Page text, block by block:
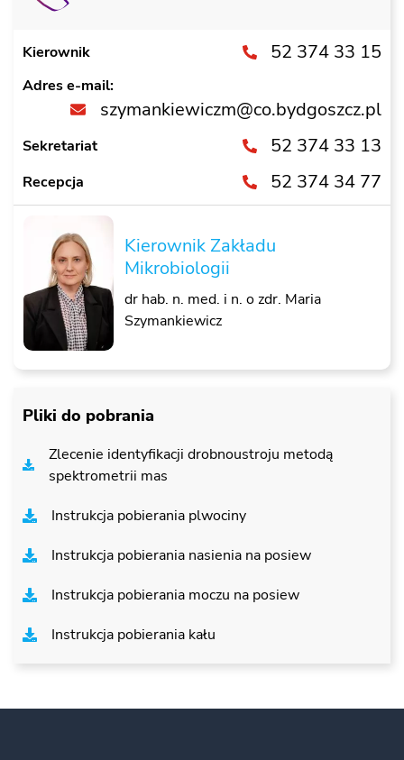
Kierownik 52 374 33 15
Adres e-mail:
szymankiewiczm@co.bydgoszcz.pl
Sekretariat 52 374 33 13
Recepcja 52 374 34 77
Kierownik Zakładu
Mikrobiologii
dr hab. n. med. i n. o zdr. Maria
Szymankiewicz
Pliki do pobrania
Zlecenie identyfikacji drobnoustroju metodą
spektrometrii mas
Instrukcja pobierania plwociny
Instrukcja pobierania nasienia na posiew
Instrukcja pobierania moczu na posiew
Instrukcja pobierania kału